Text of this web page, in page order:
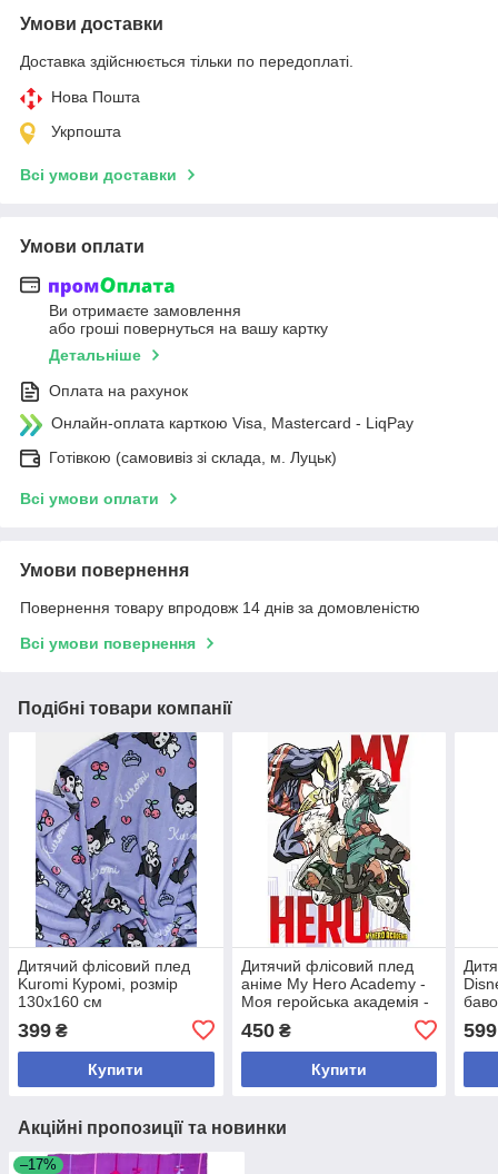
Умови доставки
Доставка здійснюється тільки по передоплаті.
Нова Пошта
Укрпошта
Всі умови доставки
Умови оплати
Ви отримаєте замовлення
або гроші повернуться на вашу картку
Детальніше
Оплата на рахунок
Онлайн-оплата карткою Visa, Mastercard - LiqPay
Готівкою (самовивіз зі склада, м. Луцьк)
Всі умови оплати
Умови повернення
Повернення товару впродовж 14 днів за домовленістю
Всі умови повернення
Подібні товари компанії
Дитячий флісовий плед
Kuromi Куромі, розмір
130х160 см
399 ₴
Купити
Дитячий флісовий плед
аніме My Hero Academy -
Моя геройська академія -
450₴
Купити
599
Акційні пропозиції та новинки
–17%